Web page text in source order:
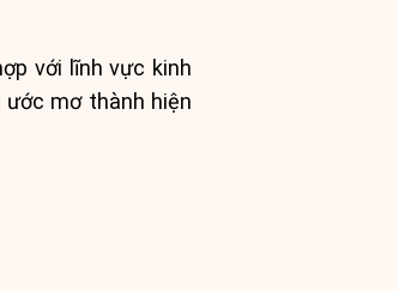
với lĩnh vực kinh
mơ thành hiện